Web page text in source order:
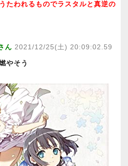
たわれるものでラスタルと真逆の
ん 2021/12/25(土) 20:09:02.59
やそう